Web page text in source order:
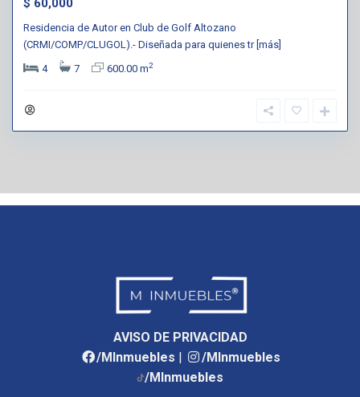
Residencia de Autor en Club de Golf Altozano
(CRMI/COMP/CLUGOL).- Diseñada para quienes tr [más]
4
7 600.00 m2
AVISO DE PRIVACIDAD
/MInmuebles |
/MInmuebles
/MInmuebles